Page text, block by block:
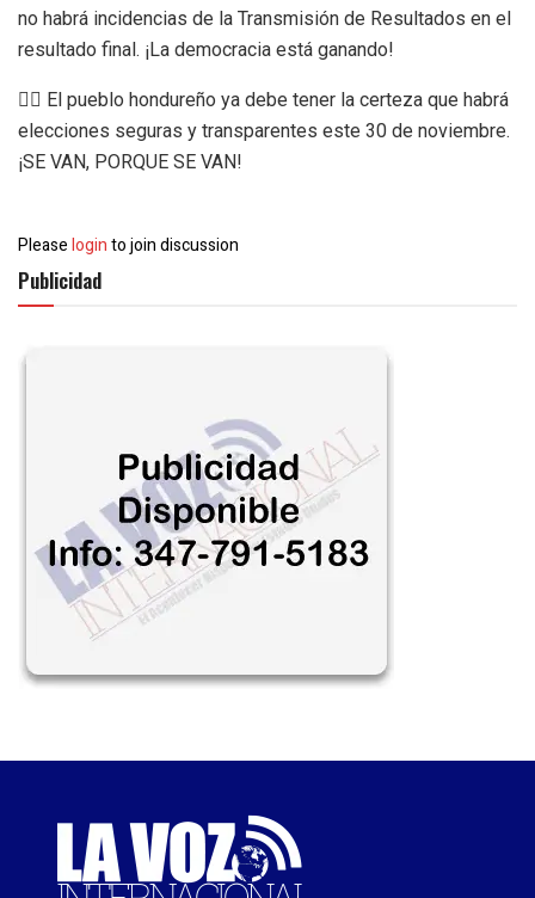
no habrá incidencias de la Transmisión de Resultados en el
resultado final. ¡La democracia está ganando!
👉🏻 El pueblo hondureño ya debe tener la certeza que habrá
elecciones seguras y transparentes este 30 de noviembre.
¡SE VAN, PORQUE SE VAN!
Pleaseloginto join discussion
Publicidad